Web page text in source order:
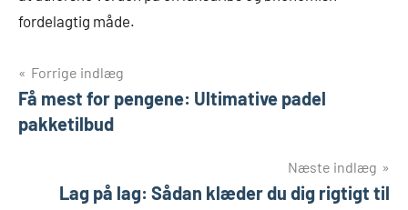
fordelagtig måde.
Indlægsnavigation
Forrige indlæg
Få mest for pengene: Ultimative padel
pakketilbud
Næste indlæg
Lag på lag: Sådan klæder du dig rigtigt til